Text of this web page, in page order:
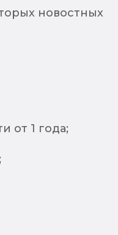
новостных
от 1 года;